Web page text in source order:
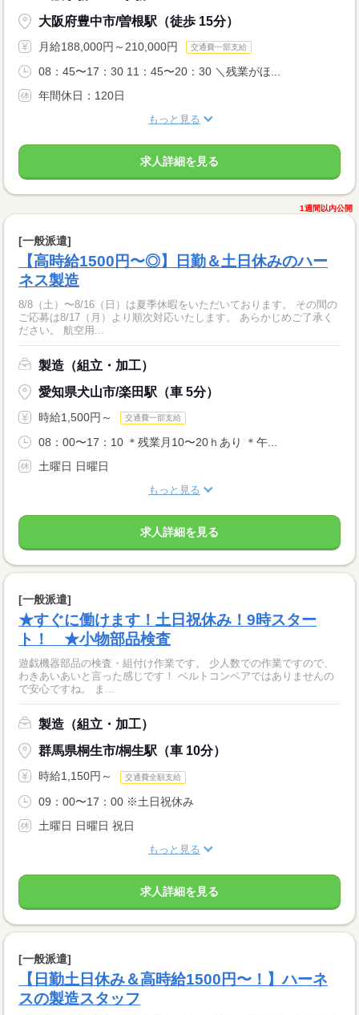
大阪府豊中市/曽根駅（徒歩 15分）
月給188,000円～210,000円 交通費一部支給
08：45〜17：30 11：45〜20：30 ＼残業がほ...
年間休日：120日
もっと見る
求人詳細を見る
1週間以内公開
[一般派遣]
【高時給1500円〜◎】日勤＆土日休みのハー
ネス製造
8/8（土）〜8/16（日）は夏季休暇をいただいております。 その間の
ご応募は8/17（月）より順次対応いたします。 あらかじめご了承く
ださい。 航空用...
製造（組立・加工）
愛知県犬山市/楽田駅（車 5分）
時給1,500円～ 交通費一部支給
08：00〜17：10 ＊残業月10〜20ｈあり ＊午...
土曜日 日曜日
もっと見る
求人詳細を見る
[一般派遣]
★すぐに働けます！土日祝休み！9時スター
ト！ ★小物部品検査
遊戯機器部品の検査・組付け作業です。 少人数での作業ですので、
わきあいあいと言った感じです！ ベルトコンベアではありませんの
で安心ですね。 ま...
製造（組立・加工）
群馬県桐生市/桐生駅（車 10分）
時給1,150円～ 交通費全額支給
09：00〜17：00 ※土日祝休み
土曜日 日曜日 祝日
もっと見る
求人詳細を見る
[一般派遣]
【日勤土日休み＆高時給1500円〜！】ハーネ
スの製造スタッフ